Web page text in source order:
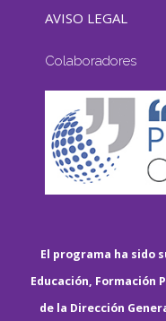
AVISO LEGAL
Colaboradores
El programa ha sido
Educación, Formación
de la Dirección